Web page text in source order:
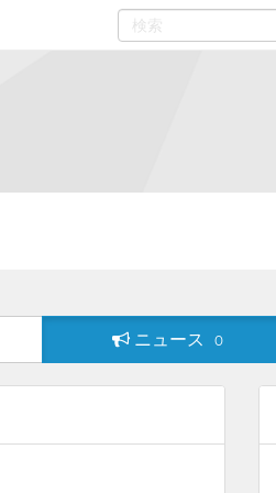
0
ニュース 0